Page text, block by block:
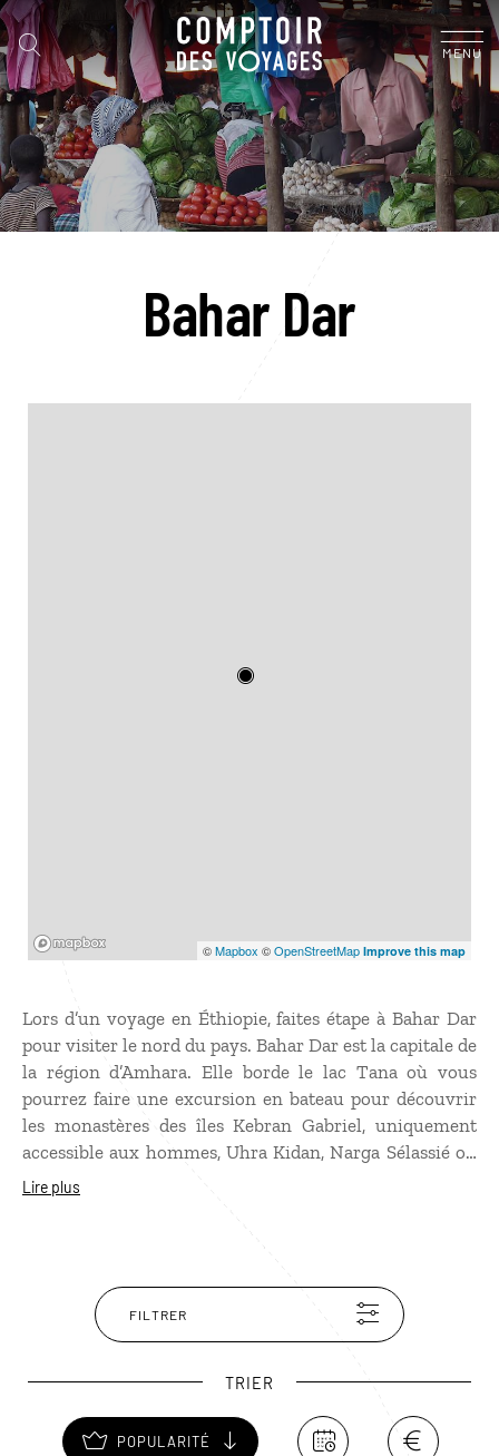
MENU
Bahar Dar
©Mapbox ©OpenStreetMap Improve this map
Lors d’un voyage en Éthiopie, faites étape à Bahar Dar
pour visiter le nord du pays. Bahar Dar est la capitale de
la région d’Amhara. Elle borde le lac Tana où vous
pourrez faire une excursion en bateau pour découvrir
les monastères des îles Kebran Gabriel, uniquement
accessible aux hommes, Uhra Kidan, Narga Sélassié ou
Tana Qirqos. À une trentaine de kilomètres au sud de
hydraulique régule désormais le débit de l’eau, la chute
de 45 mètres reste néanmoins spectaculaire. Un
passage près de ces chutes vous donnera l’occasion de
Lire plus
FILTRER
TRIER
POPULARITÉ